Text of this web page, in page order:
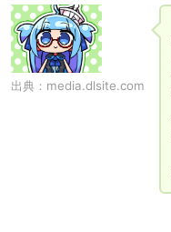
出典： media.dlsite.com